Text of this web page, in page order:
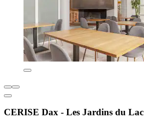
CERISE Dax - Les Jardins du Lac